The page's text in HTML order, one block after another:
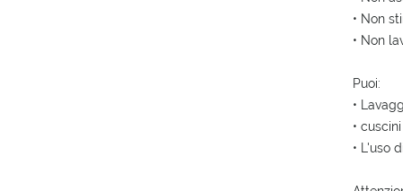
• Non
• Non
Puoi:
•
•
• L'uso